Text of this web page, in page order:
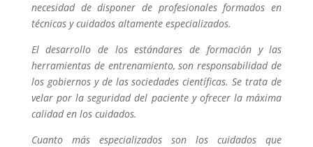
necesidad de disponer de profesionales formados en
técnicas y cuidados altamente especializados.
El desarrollo de los estándares de formación y las
herramientas de entrenamiento, son responsabilidad de
los gobiernos y de las sociedades científicas. Se trata de
velar por la seguridad del paciente y ofrecer la máxima
calidad en los cuidados.
Cuanto más especializados son los cuidados que